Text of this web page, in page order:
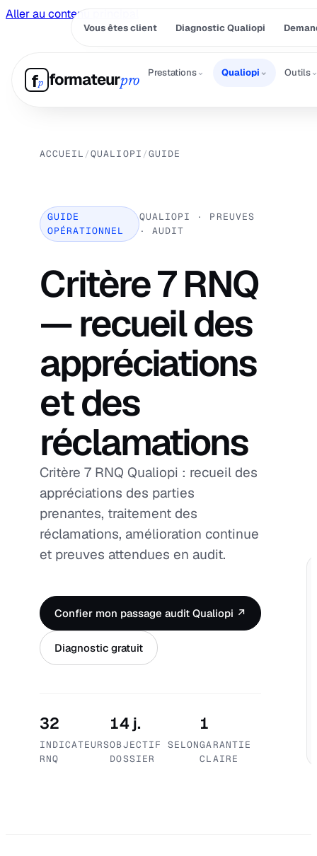
Aller au contenu principal
Vous êtes client Diagnostic Qualiopi
fp formateurpro
Prestations⌄ Qualiopi ⌄ Outils
ACCUEIL /QUALIOPI /GUIDE
GUIDE
OPÉRATIONNEL
QUALIOPI · PREUVES
· AUDIT
Critère 7 RNQ
— recueil des
appréciations
et des
réclamations
Critère 7 RNQ Qualiopi : recueil des
appréciations des parties
prenantes, traitement des
réclamations, amélioration continue
et preuves attendues en audit.
Confier mon passage audit Qualiopi ↗
Diagnostic gratuit
32
INDICATEURS
RNQ
14 j.
OBJECTIF SELON
DOSSIER
1
GARANTIE
CLAIRE